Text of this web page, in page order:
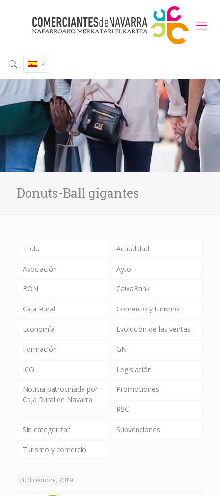
Donuts-Ball gigantes
Todo Actualidad
Asociación Ayto
BON CaixaBank
Caja Rural Comercio y turismo
Economía Evolución de las ventas
Formación GN
ICO Legislación
Noticia patrocinada por
Caja Rural de Navarra
Promociones
RSC
Sin categorizar Subvenciones
Turismo y comercio
20 diciembre, 2019